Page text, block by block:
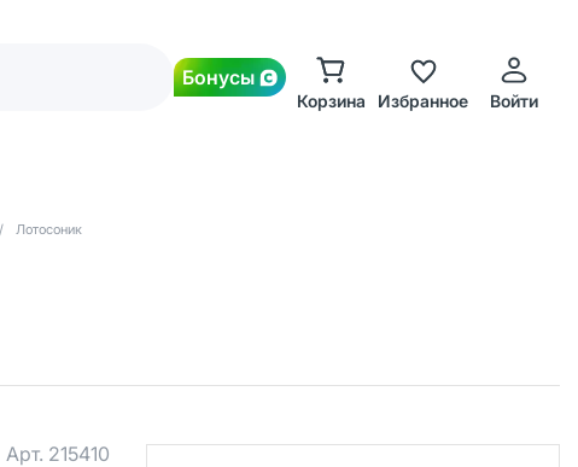
Бонусы
Корзина Избранное Войти
/ Лотосоник
Арт. 215410